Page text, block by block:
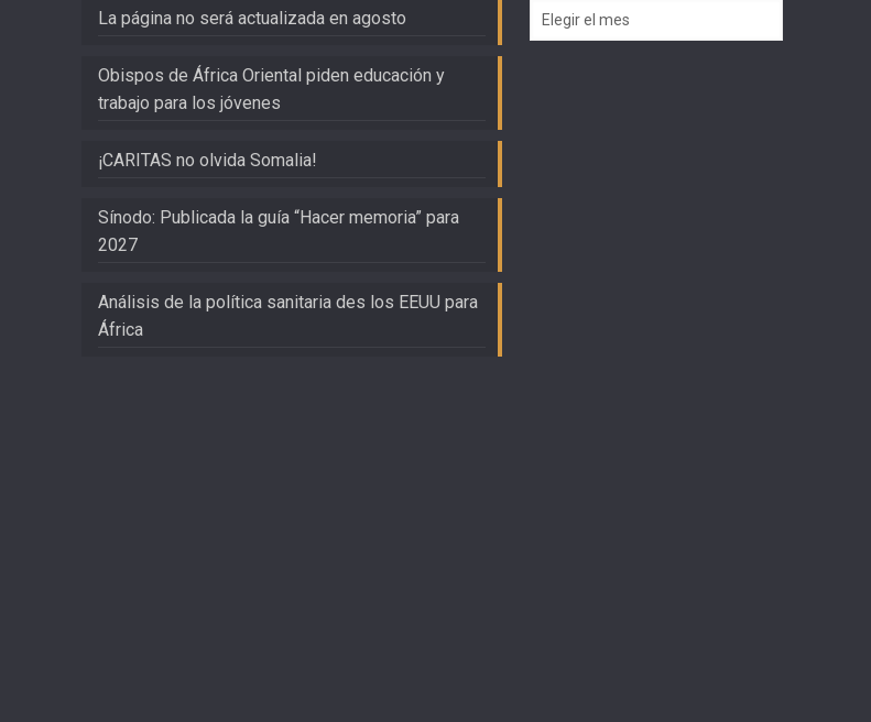
La página no será actualizada en agosto
Obispos de África Oriental piden educación y
trabajo para los jóvenes
¡CARITAS no olvida Somalia!
Sínodo: Publicada la guía “Hacer memoria” para
2027
Análisis de la política sanitaria des los EEUU para
África
Archivos